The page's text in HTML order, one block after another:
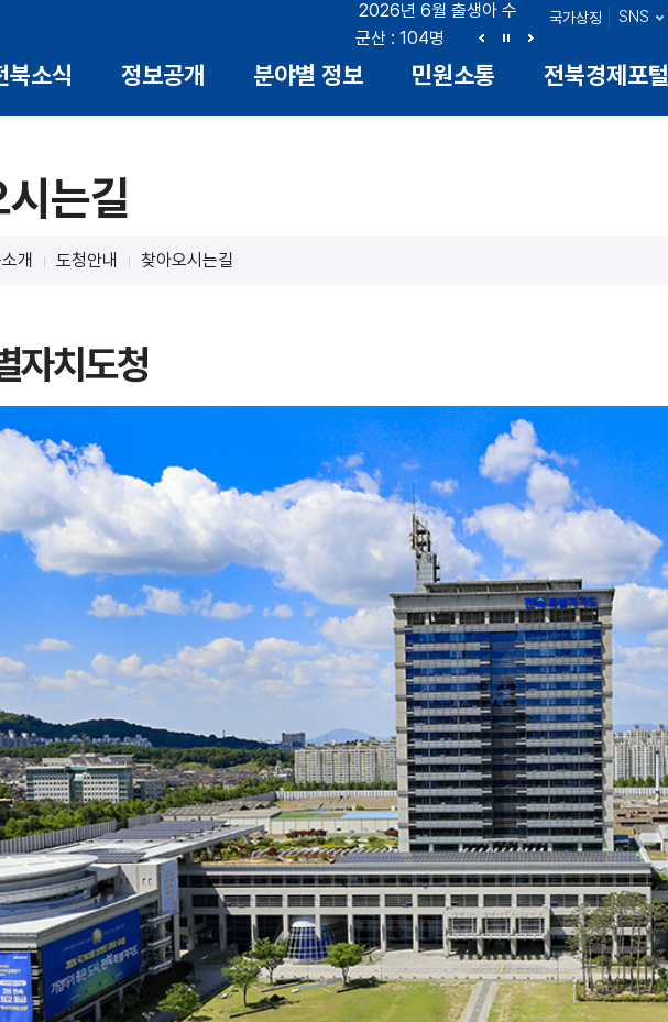
2026년 6월 출생아 수
군산 : 104명 익산 : 108명
이
전
국가상징 SNS
북소식 정보공개 분야별 정보 민원소통
전북경제포털
는길
개 도청안내
찾아오시는길
자치도청